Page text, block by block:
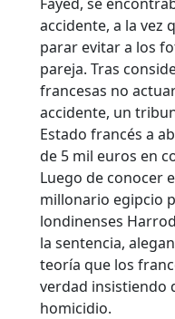
accidente, a la vez
parar evitar a los
pareja. Tras
francesas no
accidente, un
Estado francés a
de 5 mil euros en
Luego de conocer
millonario egipcio
londinenses
la sentencia,
teoría que los
verdad insistiendo
homicidio.